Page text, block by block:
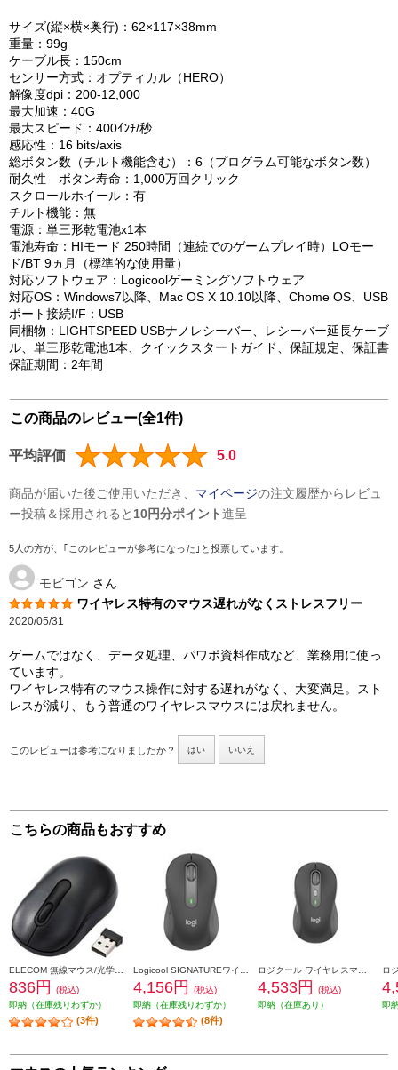
サイズ(縦×横×奥行)：62×117×38mm
重量：99g
ケーブル長：150cm
センサー方式：オプティカル（HERO）
解像度dpi：200-12,000
最大加速：40G
最大スピード：400ｲﾝﾁ/秒
感応性：16 bits/axis
総ボタン数（チルト機能含む）：6（プログラム可能なボタン数）
耐久性 ボタン寿命：1,000万回クリック
スクロールホイール：有
チルト機能：無
電源：単三形乾電池x1本
電池寿命：HIモード 250時間（連続でのゲームプレイ時）LOモー
ド/BT 9ヵ月（標準的な使用量）
対応ソフトウェア：Logicoolゲーミングソフトウェア
対応OS：Windows7以降、Mac OS X 10.10以降、Chome OS、USB
ポート接続I/F：USB
同梱物：LIGHTSPEED USBナノレシーバー、レシーバー延長ケーブ
ル、単三形乾電池1本、クイックスタートガイド、保証規定、保証書
保証期間：2年間
この商品のレビュー(全1件)
平均評価 5.0
商品が届いた後ご使用いただき、 マイページの注文履歴からレビュ
ー投稿＆採用されると 10円分ポイント進呈
5人の方が、｢このレビューが参考になった｣と投票しています。
モビゴン さん
ワイヤレス特有のマウス遅れがなくストレスフリー
2020/05/31
ゲームではなく、データ処理、パワポ資料作成など、業務用に使っ
ています。
ワイヤレス特有のマウス操作に対する遅れがなく、大変満足。スト
レスが減り、もう普通のワイヤレスマウスには戻れません。
このレビューは参考になりましたか？ はい いいえ
こちらの商品もおすすめ
836円
(税込)
即納（在庫残りわずか）
(3件)
4,156円
(税込)
即納（在庫残りわずか）
(8件)
4,533円
(税込)
即納（在庫あり）
即